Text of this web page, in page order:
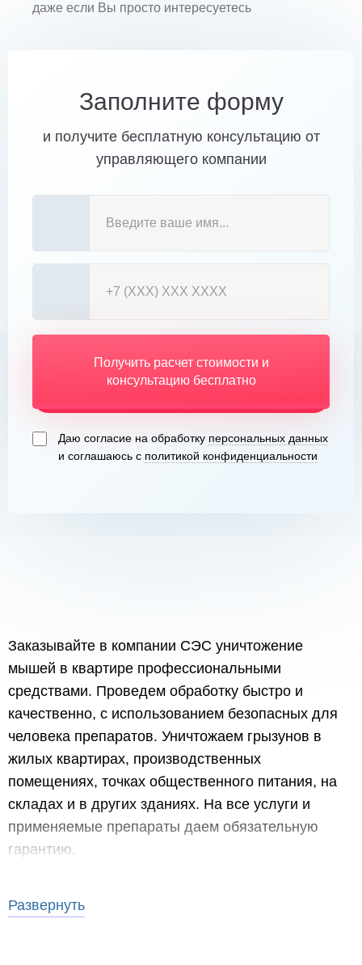
даже если Вы просто интересуетесь
Заполните форму
и получите бесплатную консультацию от
управляющего компании
Получить расчет стоимости и
консультацию бесплатно
Даю согласие на обработку персональных данных
и соглашаюсь с политикой конфиденциальности
Заказывайте в компании СЭС уничтожение
мышей в квартире профессиональными
средствами. Проведем обработку быстро и
качественно, с использованием безопасных для
человека препаратов. Уничтожаем грызунов в
жилых квартирах, производственных
помещениях, точках общественного питания, на
складах и в других зданиях. На все услуги и
применяемые препараты даем обязательную
гарантию.
Признаки появления грызунов
Развернуть